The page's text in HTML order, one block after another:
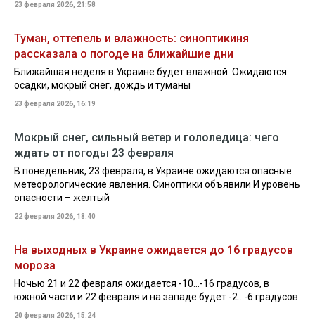
23 февраля 2026, 21:58
Туман, оттепель и влажность: синоптикиня
рассказала о погоде на ближайшие дни
Ближайшая неделя в Украине будет влажной. Ожидаются
осадки, мокрый снег, дождь и туманы
23 февраля 2026, 16:19
Мокрый снег, сильный ветер и гололедица: чего
ждать от погоды 23 февраля
В понедельник, 23 февраля, в Украине ожидаются опасные
метеорологические явления. Синоптики объявили И уровень
опасности – желтый
22 февраля 2026, 18:40
На выходных в Украине ожидается до 16 градусов
мороза
Ночью 21 и 22 февраля ожидается -10...-16 градусов, в
южной части и 22 февраля и на западе будет -2...-6 градусов
20 февраля 2026, 15:24